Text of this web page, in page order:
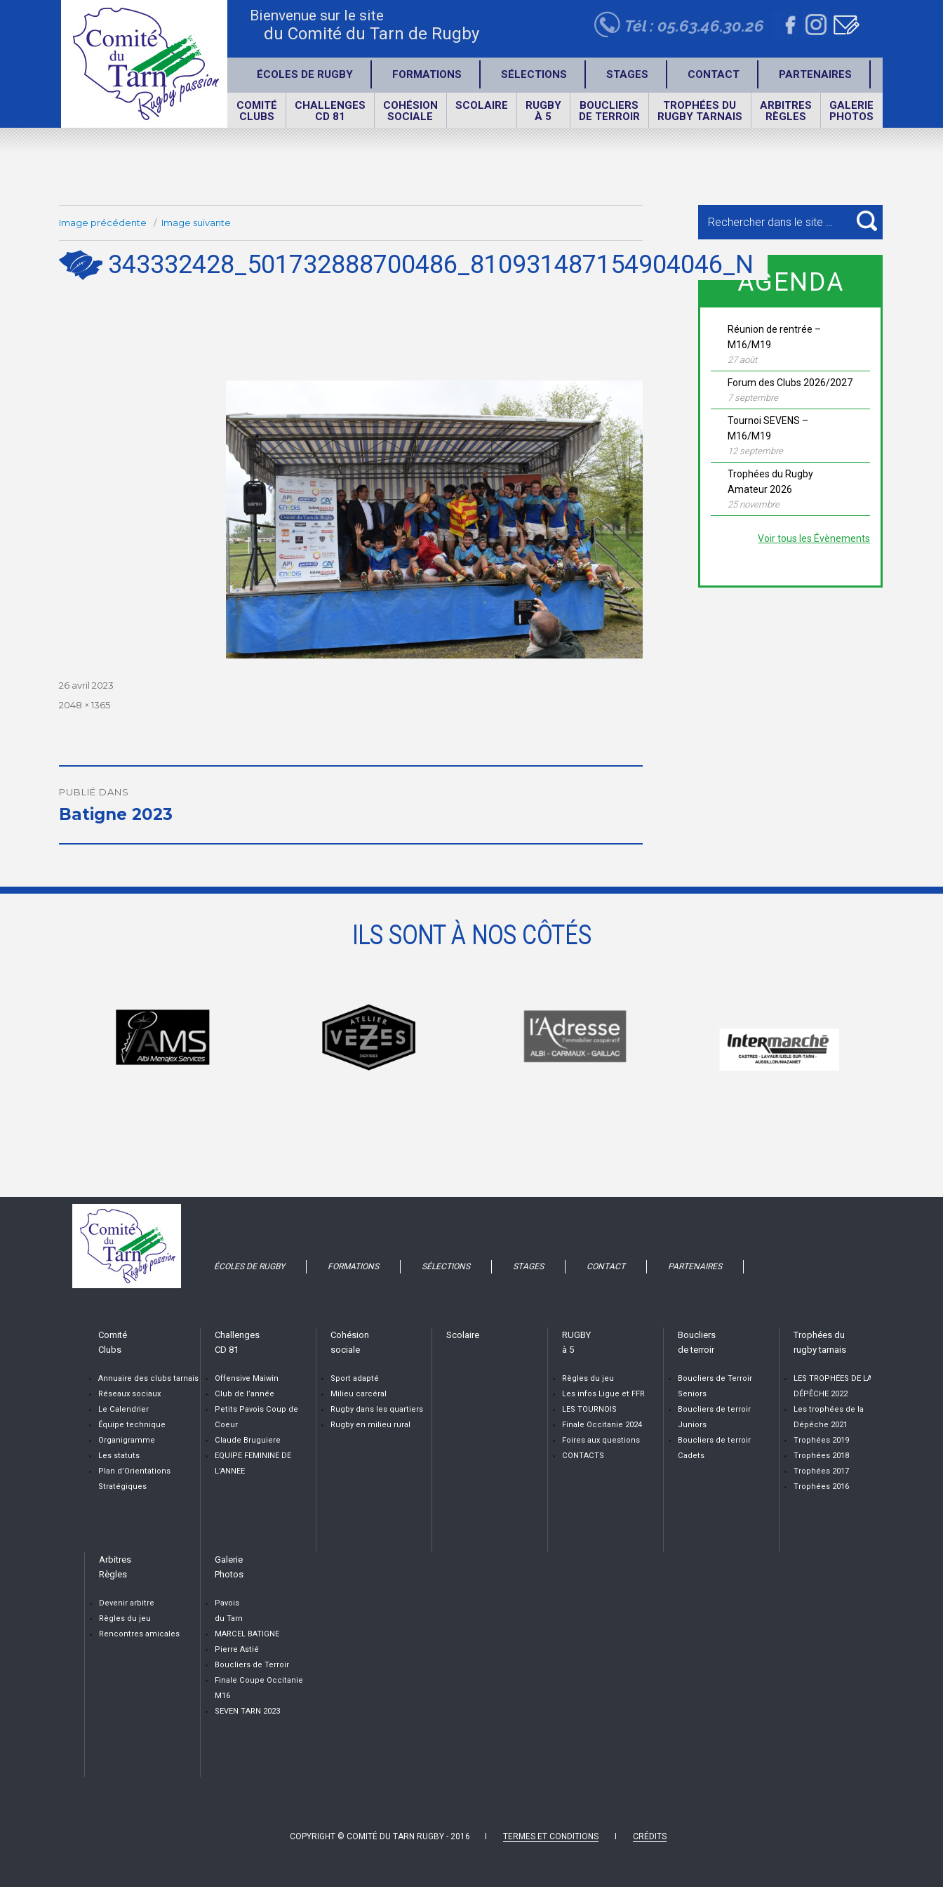
Bienvenue sur le site
du Comité du Tarn de Rugby Tél : 05.63.46.30.26
ÉCOLES DE RUGBY FORMATIONS SÉLECTIONS STAGES CONTACT PARTENAIRES
COMITÉ
CLUBS
CHALLENGES
CD 81
COHÉSION
SOCIALE
SCOLAIRE
RUGBY
À 5
BOUCLIERS
DE TERROIR
TROPHÉES DU
RUGBY TARNAIS
ARBITRES
RÈGLES
GALERIE
PHOTOS
Image précédente Image suivante
343332428_501732888700486_810931487154904046_N
Publié
le
26 avril 2023
Taille
2048 × 1365
de
l’article
PUBLIÉ DANS
Batigne 2023
pour
:
RECHERCHE
AGENDA
Réunion de rentrée –
M16/M19
27 août
Forum des Clubs 2026/2027
7 septembre
Tournoi SEVENS –
M16/M19
12 septembre
Trophées du Rugby
Amateur 2026
25 novembre
Voir tous les Évènements
ILS SONT À NOS CÔTÉS
ÉCOLES DE RUGBY FORMATIONS SÉLECTIONS STAGES CONTACT PARTENAIRES
Comité
Clubs
Annuaire des clubs tarnais
Réseaux sociaux
Le Calendrier
Équipe technique
Organigramme
Les statuts
Plan d’Orientations
Stratégiques
Challenges
CD 81
Offensive Maiwin
Club de l’année
Petits Pavois Coup de
Coeur
Claude Bruguiere
EQUIPE FEMININE DE
L’ANNEE
Cohésion
sociale
Sport adapté
Milieu carcéral
Rugby dans les quartiers
Rugby en milieu rural
Scolaire
RUGBY
à 5
Règles du jeu
Les infos Ligue et FFR
LES TOURNOIS
Finale Occitanie 2024
Foires aux questions
CONTACTS
Boucliers
de terroir
Boucliers de Terroir
Seniors
Boucliers de terroir
Juniors
Boucliers de terroir
Cadets
Trophées du
rugby tarnais
LES TROPHÉES DE LA
DÉPÊCHE 2022
Les trophées de la
Dépêche 2021
Trophées 2019
Trophées 2018
Trophées 2017
Trophées 2016
Arbitres
Règles
Devenir arbitre
Règles du jeu
Rencontres amicales
Galerie
Photos
Pavois
du Tarn
MARCEL BATIGNE
Pierre Astié
Boucliers de Terroir
Finale Coupe Occitanie
M16
SEVEN TARN 2023
COPYRIGHT © COMITÉ DU TARN RUGBY - 2016 I TERMES ET CONDITIONS I CRÉDITS